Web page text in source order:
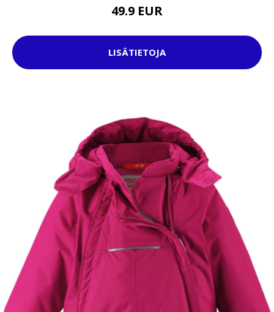
49.9 EUR
LISÄTIETOJA